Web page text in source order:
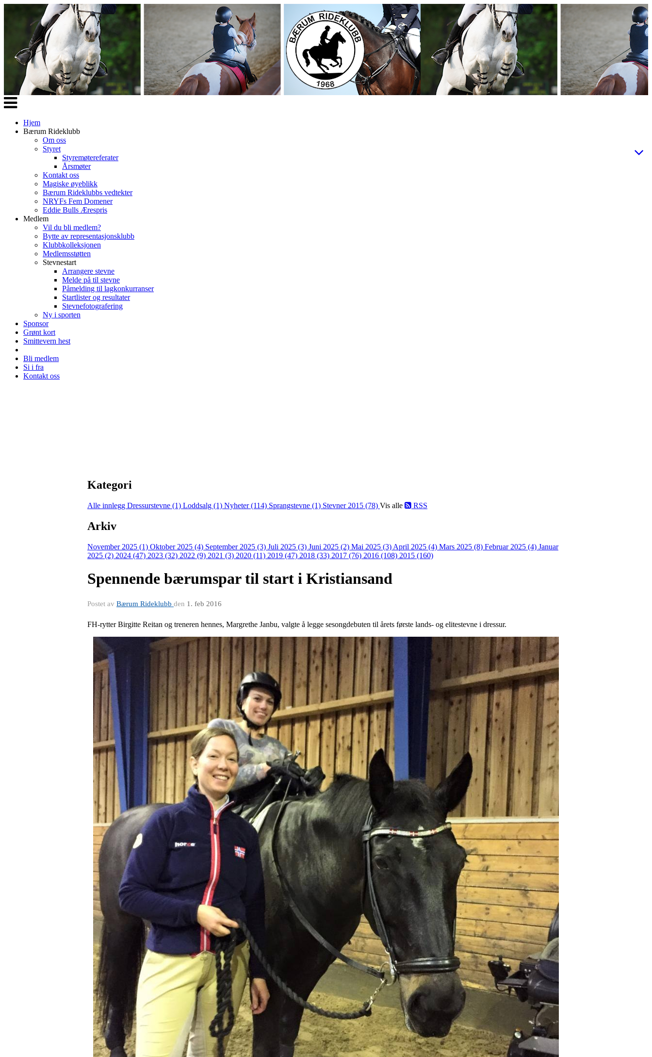
Veksle
navigasjon
Hjem
Bærum Rideklubb
Om oss
Styret
Styremøtereferater
Årsmøter
Kontakt oss
Magiske øyeblikk
Bærum Rideklubbs vedtekter
NRYFs Fem Domener
Eddie Bulls Ærespris
Medlem
Vil du bli medlem?
Bytte av representasjonsklubb
Klubbkolleksjonen
Medlemsstøtten
Stevnestart
Arrangere stevne
Melde på til stevne
Påmelding til lagkonkurranser
Startlister og resultater
Stevnefotografering
Ny i sporten
Sponsor
Grønt kort
Smittevern hest
Bli medlem
Si i fra
Kontakt oss
Kategori
Alle innlegg Dressurstevne (1) Loddsalg (1) Nyheter (114) Sprangstevne (1) Stevner 2015 (78) Vis alle RSS
Arkiv
November 2025 (1) Oktober 2025 (4) September 2025 (3) Juli 2025 (3) Juni 2025 (2) Mai 2025 (3) April 2025 (4) Mars 2025 (8) Februar 2025 (4) Januar
2025 (2) 2024 (47) 2023 (32) 2022 (9) 2021 (3) 2020 (11) 2019 (47) 2018 (33) 2017 (76) 2016 (108) 2015 (160)
Spennende bærumspar til start i Kristiansand
Postet av Bærum Rideklubb den 1. feb 2016
FH-rytter Birgitte Reitan og treneren hennes, Margrethe Janbu, valgte å legge sesongdebuten til årets første lands- og elitestevne i dressur.